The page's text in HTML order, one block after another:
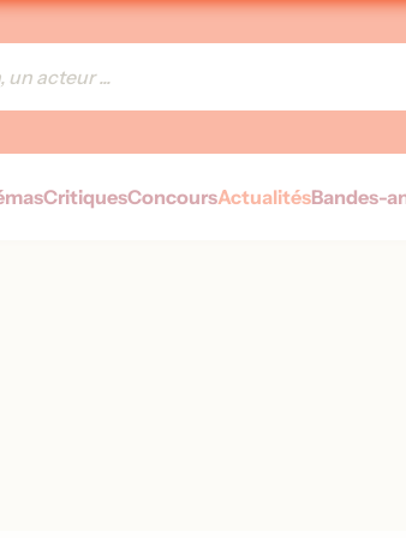
CritiquesConcoursActualitésBandes-